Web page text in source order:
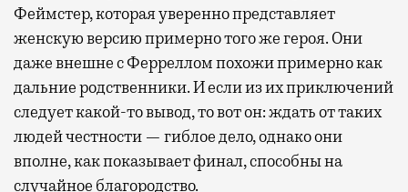
Феймстер, которая уверенно представляет
женскую версию примерно того же героя. Они
даже внешне с Ферреллом похожи примерно как
дальние родственники. И если из их приключений
следует какой-то вывод, то вот он: ждать от таких
людей честности — гиблое дело, однако они
вполне, как показывает финал, способны на
случайное благородство.